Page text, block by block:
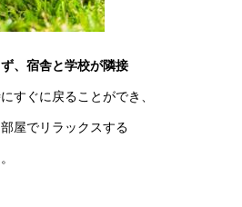
、宿舎と学校が隣接
すぐに戻ることができ、
屋でリラックスする